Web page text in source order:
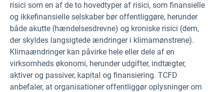
risici som en af de to hovedtyper af risici, som finansielle
og ikkefinansielle selskaber bør offentliggøre, herunder
både akutte (hændelsesdrevne) og kroniske risici (dem,
der skyldes langsigtede ændringer i klimamønstrene).
Klimaændringer kan påvirke hele eller dele af en
virksomheds økonomi, herunder udgifter, indtægter,
aktiver og passiver, kapital og finansiering. TCFD
anbefaler, at organisationer offentliggør oplysninger om